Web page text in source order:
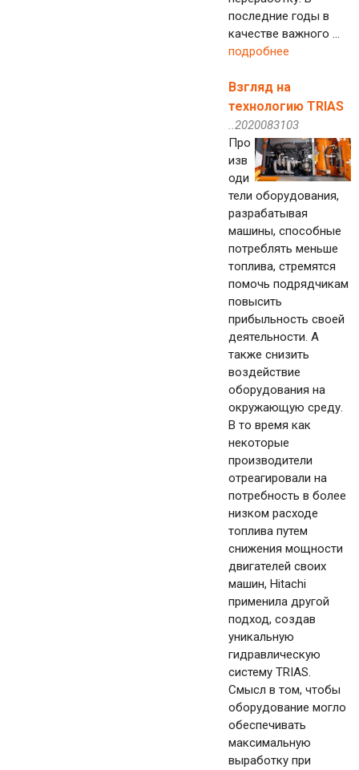
последние годы в
качестве важного ...
подробнее
Взгляд на
технологию TRIAS
..2020083103
Про
изв
оди
тели оборудования,
разрабатывая
машины, способные
потреблять меньше
топлива, стремятся
помочь подрядчикам
повысить
прибыльность своей
деятельности. А
также снизить
воздействие
оборудования на
окружающую среду.
В то время как
некоторые
производители
отреагировали на
потребность в более
низком расходе
топлива путем
снижения мощности
двигателей своих
машин, Hitachi
применила другой
подход, создав
уникальную
гидравлическую
систему TRIAS.
Смысл в том, чтобы
оборудование могло
обеспечивать
максимальную
выработку при